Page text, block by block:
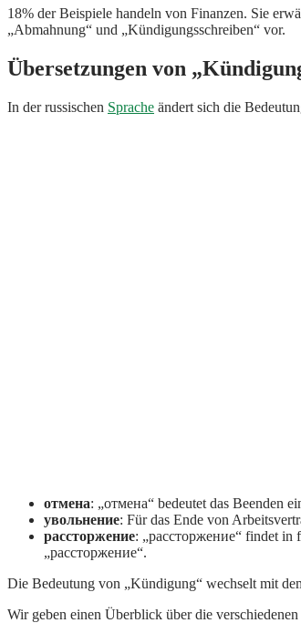
18% der Beispiele handeln von Finanzen. Sie
„Abmahnung“ und „Kündigungsschreiben“ vor.
Übersetzungen von
In der russischen Sprache ändert sich die
отмена: „отмена“ bedeutet das Beenden
увольнение: Für das Ende von
рассторжение: „рассторжение“ findet in
„рассторжение“.
Die Bedeutung von „Kündigung“ wechselt mit
Wir geben einen Überblick über die verschiedenen